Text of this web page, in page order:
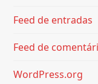
Feed de entradas
Feed de
WordPress.org